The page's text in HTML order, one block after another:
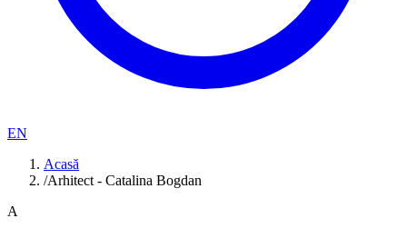
EN
Acasă
/Arhitect - Catalina Bogdan
A